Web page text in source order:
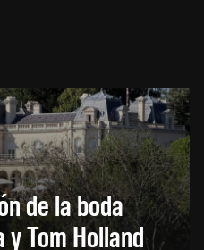
de la boda
Tom Holland